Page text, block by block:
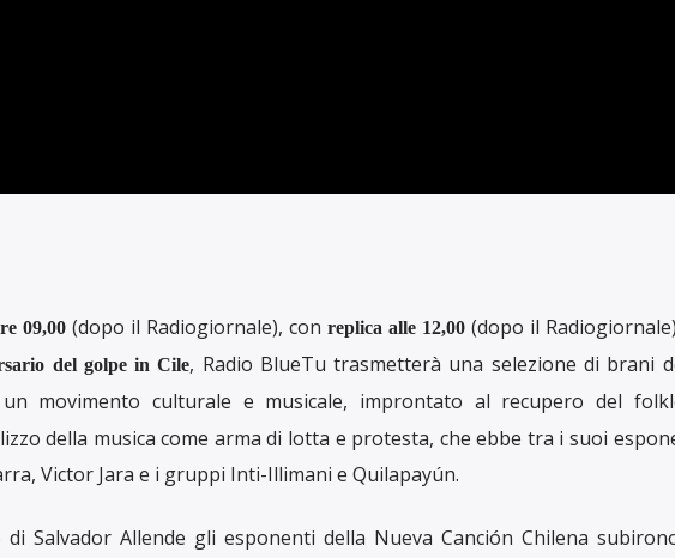
09,00(dopo il Radiogiornale), con replica alle 12,00(dopo il
del golpe in Cile, Radio BlueTu trasmetterà una selezione di brani
movimento culturale e musicale, improntato al recupero del
della musica come arma di lotta e protesta, che ebbe tra i suoi
Victor Jara e i gruppi Inti-Illimani e Quilapayún.
Salvador Allende gli esponenti della Nueva Canción Chilena